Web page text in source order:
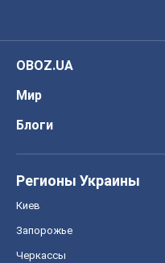
OBOZ.UA
Мир
Блоги
Регионы Украины
Киев
Запорожье
Черкассы